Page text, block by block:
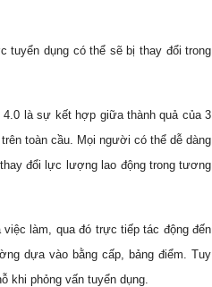
tuyển dụng có thể sẽ bị thay đổi trong
4.0 là sự kết hợp giữa thành quả của 3
toàn cầu. Mọi người có thể dễ dàng
đổi lực lượng lao động trong tương
làm, qua đó trực tiếp tác động đến
dựa vào bằng cấp, bảng điểm. Tuy
khi phỏng vấn tuyển dụng.